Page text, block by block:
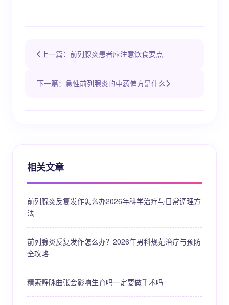
上一篇：前列腺炎患者应注意饮食要点
下一篇：急性前列腺炎的中药偏方是什么
相关文章
前列腺炎反复发作怎么办2026年科学治疗与日常调理方
法
前列腺炎反复发作怎么办？2026年男科规范治疗与预防
全攻略
精索静脉曲张会影响生育吗一定要做手术吗